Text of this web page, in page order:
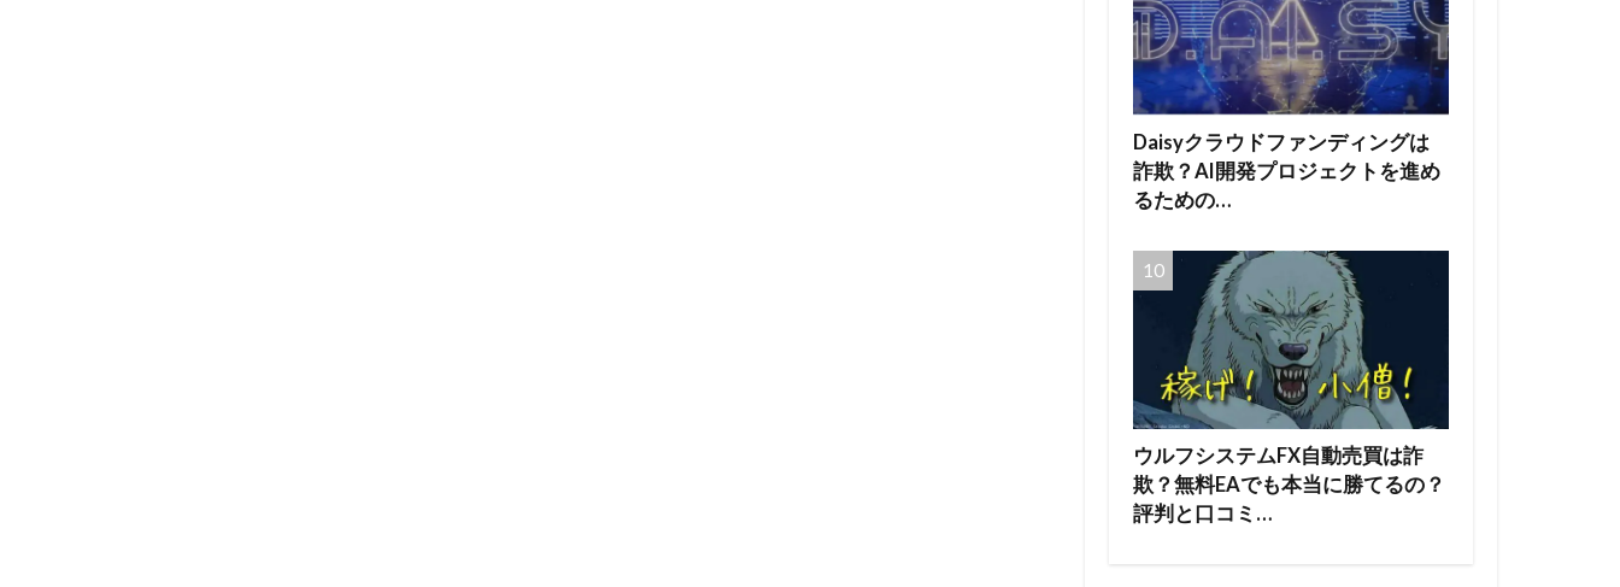
Daisyクラウドファンディングは
詐欺？AI開発プロジェクトを進め
るための…
ウルフシステムFX自動売買は詐
欺？無料EAでも本当に勝てるの？
評判と口コミ…